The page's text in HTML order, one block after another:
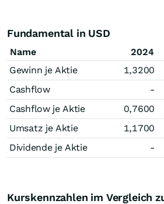
Fundamental in USD
Name 2024
Gewinn je Aktie
1,3200
Cashflow
-
Cashflow je Aktie
0,7600
Umsatz je Aktie
1,1700
Dividende je Aktie
-
Kurskennzahlen im Vergleich